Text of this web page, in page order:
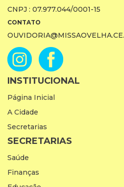
CNPJ : 07.977.044/0001-15
CONTATO
INSTITUCIONAL
Página Inicial
A Cidade
Secretarias
SECRETARIAS
Saúde
Finanças